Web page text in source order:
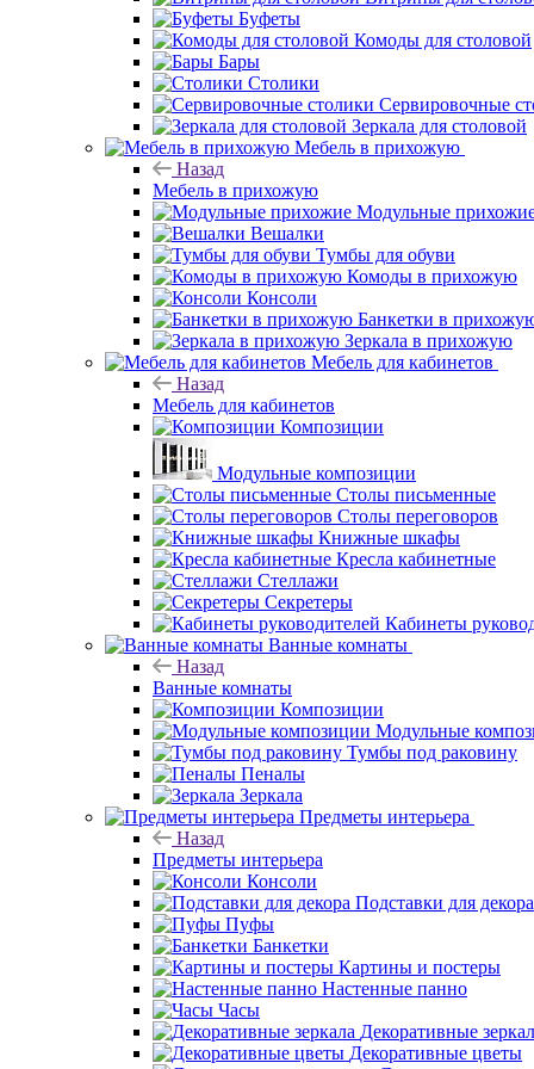
Буфеты
Комоды для столовой
Бары
Столики
Сервировочные
Зеркала для столовой
Мебель в прихожую
Назад
Мебель в прихожую
Модульные
Вешалки
Тумбы для обуви
Комоды в прихожую
Консоли
Банкетки в
Зеркала в прихожую
Мебель для кабинетов
Назад
Мебель для кабинетов
Композиции
Модульные композиции
Столы письменные
Столы переговоров
Книжные шкафы
Кресла кабинетные
Стеллажи
Секретеры
Кабинеты
Ванные комнаты
Назад
Ванные комнаты
Композиции
Модульные
Тумбы под раковину
Пеналы
Зеркала
Предметы интерьера
Назад
Предметы интерьера
Консоли
Подставки для декора
Пуфы
Банкетки
Картины и постеры
Настенные панно
Часы
Декоративные
Декоративные цветы